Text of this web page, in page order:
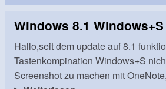
Windows 8.1 Windows+S
Hallo,seit dem update auf 8.1
Tastenkompination Windows+S
Screenshot zu machen mit